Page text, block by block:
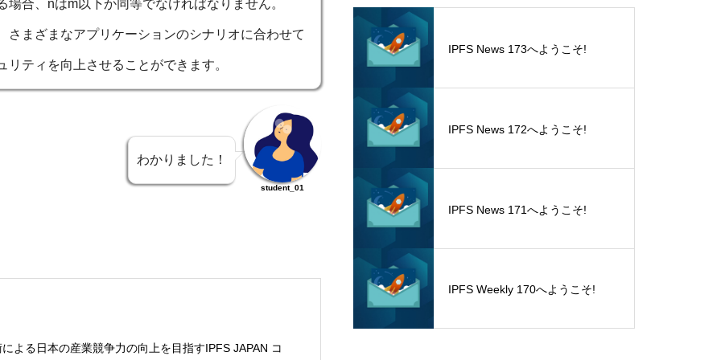
合、nはm以下か同等でなければなりません。
さまざまなアプリケーションのシナリオに合わせて
ティを向上させることができます。
わかりました！
student_01
よる日本の産業競争力の向上を目指すIPFS JAPAN コ
IPFS News 173へようこそ!
IPFS News 172へようこそ!
IPFS News 171へようこそ!
IPFS Weekly 170へようこそ!